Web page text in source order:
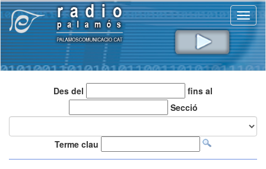
Des del
fins al
Secció
Terme clau